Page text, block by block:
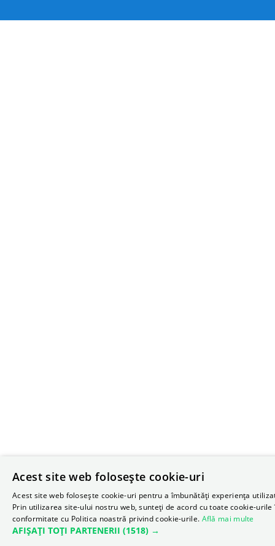
Acest site web folosește cookie-uri
Acest site web folosește cookie-uri pentru a îmbunătăți experiența
Prin utilizarea site-ului nostru web, sunteți de acord cu toate cookie-urile
conformitate cu Politica noastră privind cookie-urile. Află mai multe
AFIȘAȚI TOȚI PARTENERII (1518) →